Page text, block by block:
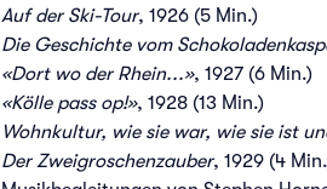
Auf der Ski-Tour, 1926 (5 Min.)
Die Geschichte vom
«Dort wo der Rhein...», 1927 (6 Min.)
«Kölle pass op!», 1928 (13 Min.)
Wohnkultur, wie sie war, wie sie ist
Der Zweigroschenzauber, 1929 (4